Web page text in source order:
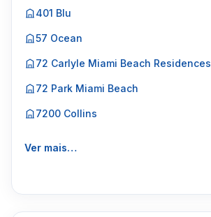
401 Blu
57 Ocean
72 Carlyle Miami Beach Residences
72 Park Miami Beach
7200 Collins
Ver mais…